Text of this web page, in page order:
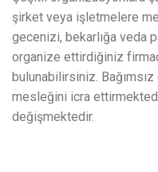
şirket veya işletmelere
gecenizi, bekarlığa veda
organize ettirdiğiniz
bulunabilirsiniz.
mesleğini icra
değişmektedir.